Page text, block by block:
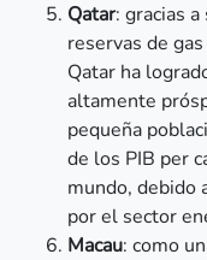
Qatar: gracias
reservas de
Qatar ha
altamente
pequeña
de los PIB per
mundo, debido
por el sector
Macau: como